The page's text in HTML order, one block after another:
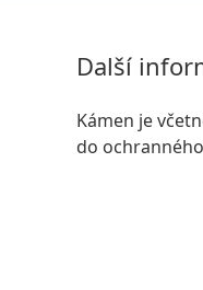
Další
Kámen je
do